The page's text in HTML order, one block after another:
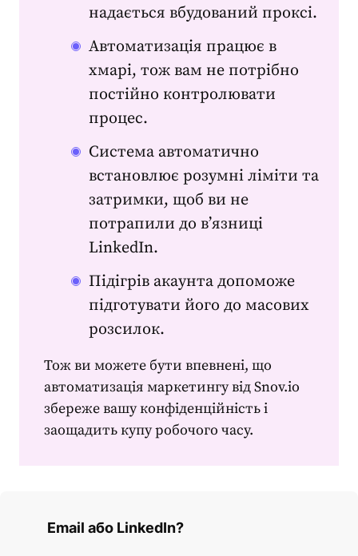
надається вбудований проксі.
Автоматизація працює в
хмарі, тож вам не потрібно
постійно контролювати
процес.
Система автоматично
встановлює розумні ліміти та
затримки, щоб ви не
потрапили до в’язниці
LinkedIn.
Підігрів акаунта допоможе
підготувати його до масових
розсилок.
Тож ви можете бути впевнені, що
автоматизація маркетингувід Snov.io
збереже вашу конфіденційність і
заощадить купу робочого часу.
Email або LinkedIn?